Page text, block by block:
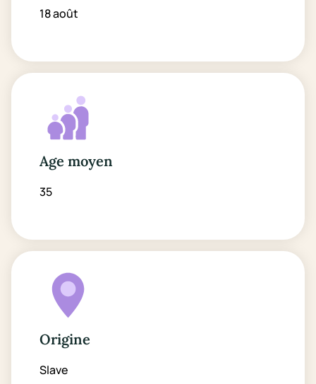
18 août
Age moyen
35
Origine
Slave